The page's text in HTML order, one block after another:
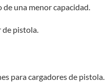
de una menor capacidad.
de pistola.
para cargadores de pistola.